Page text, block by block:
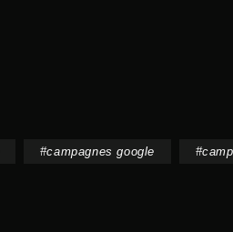
#campagnes google #